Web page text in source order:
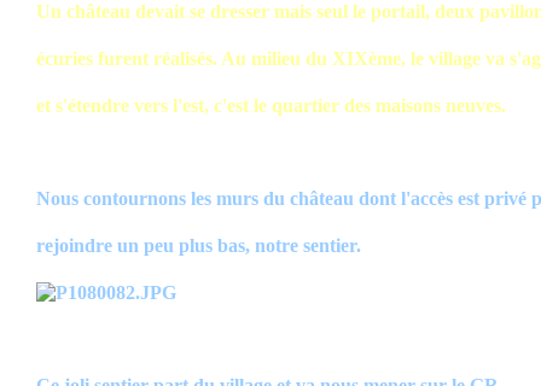
Un château devait se dresser mais seul le portail, deux
écuries furent réalisés. Au milieu du XIXème, le village va
et s'étendre vers l'est, c'est le quartier des maisons neuves.
Nous contournons les murs du château dont l'accès est privé
rejoindre un peu plus bas, notre sentier.